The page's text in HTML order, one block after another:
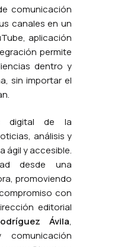
comunicación
canales en un
aplicación
permite
dentro y
sin importar el
digital de la
análisis y
ágil y accesible.
desde una
promoviendo
con
editorial
Ávila,